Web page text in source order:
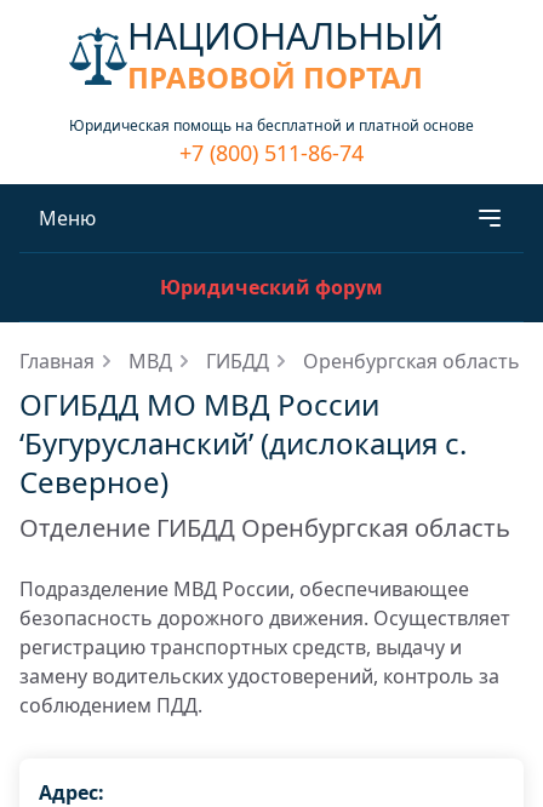
НАЦИОНАЛЬНЫЙ
ПРАВОВОЙ ПОРТАЛ
Юридическая помощь на бесплатной и платной основе
+7 (800) 511-86-74
Меню
Юридический форум
Главная МВД ГИБДД Оренбургская область
ОГИБДД МО МВД России
‘Бугурусланский’ (дислокация с.
Северное)
Отделение ГИБДД Оренбургская область
Подразделение МВД России, обеспечивающее
безопасность дорожного движения. Осуществляет
регистрацию транспортных средств, выдачу и
замену водительских удостоверений, контроль за
соблюдением ПДД.
Адрес: